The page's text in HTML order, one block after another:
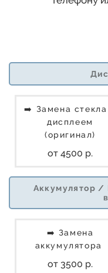
➡️ Замена стекла
дисплеем
(оригинал)
от 4500 р.
Аккумулятор /
➡️ Замена
аккумулятора
от 3500 р.